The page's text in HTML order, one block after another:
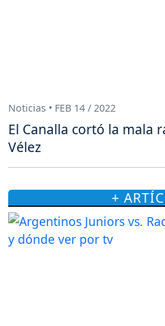
Noticias • FEB 14 / 2022
El Canalla cortó la mala
Vélez
+